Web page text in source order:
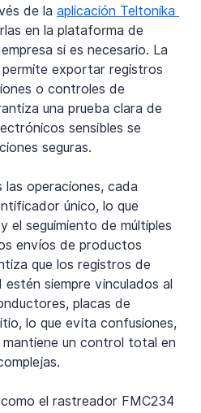
de la aplicación Teltonika
en la plataforma de
si es necesario. La
exportar registros
o controles de
una prueba clara de
sensibles se
seguras.
las operaciones, cada
único, lo que
el seguimiento de múltiples
envíos de productos
que los registros de
siempre vinculados al
placas de
lo que evita confusiones,
un control total en
el rastreador FMC234